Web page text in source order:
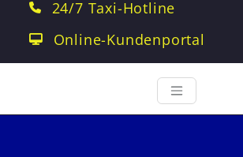
24/7 Taxi-Hotline
Online-Kundenportal